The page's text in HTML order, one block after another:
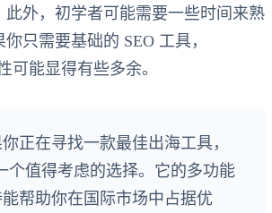
此外，初学者可能需要一些时间来熟
只需要基础的 SEO 工具，
可能显得有些多余。
正在寻找一款最佳出海工具，
个值得考虑的选择。它的多功能
帮助你在国际市场中占据优